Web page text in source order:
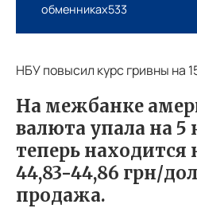
обменниках533
НБУ повысил курс гривны на
На межбанке
валюта упала на 5
теперь находится
44,83-44,86 грн/
продажа.